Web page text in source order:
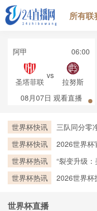
所有联
阿甲 06:00
圣塔菲联
vs
拉努斯
08月07日 观看直播
世界杯快讯
三队同分零
世界杯快讯
2026世界杯
世界杯热讯
“裂变升级
世界杯热讯
2026世界杯
世界杯直播